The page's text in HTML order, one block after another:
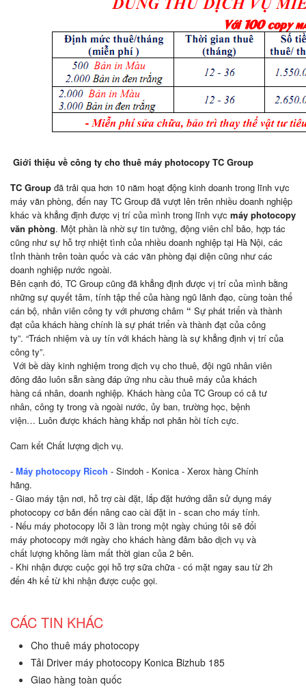
Giới thiệu về công ty cho thuê máy photocopy TC Group
TC Group đã trải qua hơn 10 năm hoạt động kinh doanh trong lĩnh vực
máy văn phòng, đến nay TC Group đã vượt lên trên nhiều doanh nghiệp
khác và khẳng định được vị trí của mình trong lĩnh vực máy photocopy
văn phòng. Một phần là nhờ sự tin tưởng, động viên chỉ bảo, hợp tác
cũng như sự hỗ trợ nhiệt tình của nhiều doanh nghiệp tại Hà Nội, các
tỉnh thành trên toàn quốc và các văn phòng đại diện cũng như các
doanh nghiệp nước ngoài.
Bên cạnh đó, TC Group cũng đã khẳng định được vị trí của mình bằng
những sự quyết tâm, tính tập thể của hàng ngũ lãnh đạo, cùng toàn thể
cán bộ, nhân viên công ty với phương châm “ Sự phát triển và thành
đạt của khách hàng chính là sự phát triển và thành đạt của công
ty”. “Trách nhiệm và uy tín với khách hàng là sự khẳng định vị trí của
công ty”.
Với bề dày kinh nghiệm trong dịch vụ cho thuê, đội ngũ nhân viên
đông đảo luôn sẵn sàng đáp ứng nhu cầu thuê máy của khách
hàng cá nhân, doanh nghiệp. Khách hàng của TC Group có cả tư
nhân, công ty trong và ngoài nước, ủy ban, trường học, bệnh
viện… Luôn được khách hàng khắp nơi phản hồi tích cực.
Cam kết Chất lượng dịch vụ.
- Máy photocopy Ricoh - Sindoh - Konica - Xerox hàng Chính
hãng.
- Giao máy tận nơi, hỗ trợ cài đặt, lắp đặt hướng dẫn sử dụng máy
photocopy cơ bản đến nâng cao cài đặt in - scan cho máy tính.
- Nếu máy photocopy lỗi 3 lần trong một ngày chúng tôi sẽ đổi
máy photocopy mới ngày cho khách hàng đảm bảo dịch vụ và
chất lượng không làm mất thời gian của 2 bên.
- Khi nhận được cuộc gọi hỗ trợ sữa chữa - có mặt ngay sau từ 2h
đến 4h kể từ khi nhận được cuộc gọi.
CÁC TIN KHÁC
Cho thuê máy photocopy
Tải Driver máy photocopy Konica Bizhub 185
Giao hàng toàn quốc